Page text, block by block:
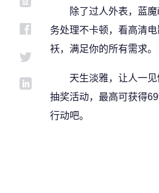
除了过人外表，蓝
务处理不卡顿，看高清
袄，满足你的所有需求。
天生淡雅，让人一
抽奖活动，最高可获得
行动吧。